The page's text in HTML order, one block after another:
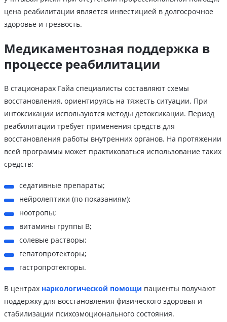
цена реабилитации является инвестицией в долгосрочное
здоровье и трезвость.
Медикаментозная поддержка в
процессе реабилитации
В стационарах Гайа специалисты составляют схемы
восстановления, ориентируясь на тяжесть ситуации. При
интоксикации используются методы детоксикации. Период
реабилитации требует применения средств для
восстановления работы внутренних органов. На протяжении
всей программы может практиковаться использование таких
средств:
седативные препараты;
нейролептики (по показаниям);
ноотропы;
витамины группы B;
солевые растворы;
гепатопротекторы;
гастропротекторы.
В центрах наркологической помощи пациенты получают
поддержку для восстановления физического здоровья и
стабилизации психоэмоционального состояния.